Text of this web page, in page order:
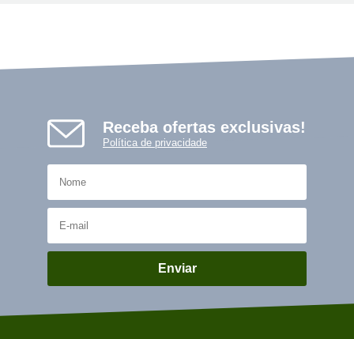
Receba ofertas exclusivas!
Política de privacidade
Enviar